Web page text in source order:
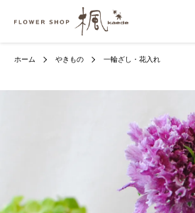
ホーム やきもの 一輪ざし・花入れ